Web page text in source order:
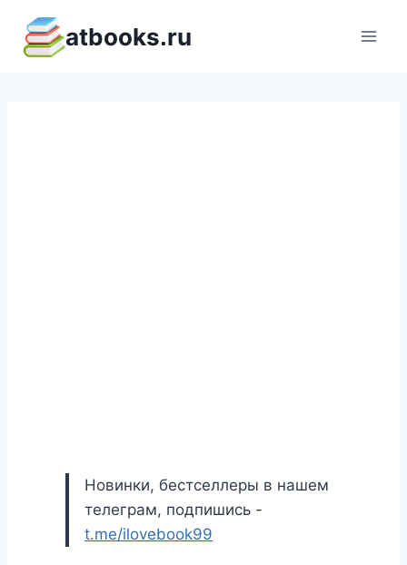
содержимому
atbooks.ru
Новинки, бестселлеры в нашем
телеграм, подпишись -
t.me/ilovebook99